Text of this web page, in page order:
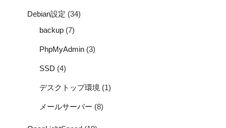
Debian設定 (34)
backup (7)
PhpMyAdmin (3)
SSD (4)
デスクトップ環境 (1)
メールサーバー (8)